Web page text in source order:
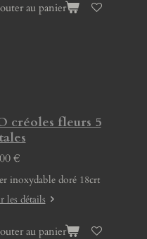
au panier
créoles fleurs 5
€
inoxydable doré 18crt
les détails
au panier